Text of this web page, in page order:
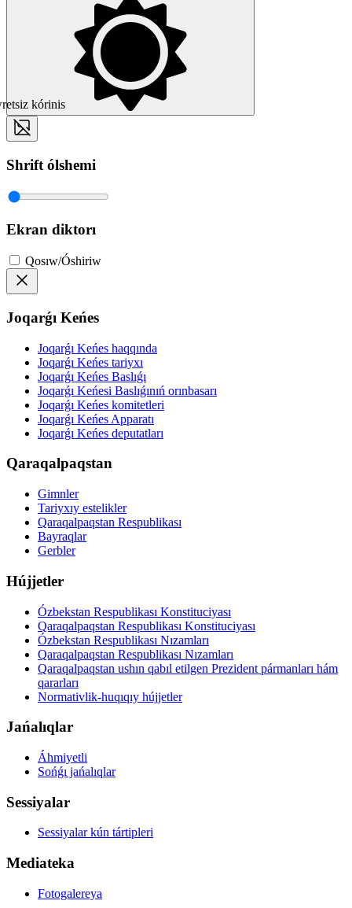
kórinis
Shrift ólshemi
Ekran diktorı
Qosıw/Óshiriw
Joqarǵı Keńes
Joqarǵı Keńes haqqında
Joqarǵı Keńes tariyxı
Joqarǵı Keńes Baslıǵı
Joqarǵı Keńesi Baslıǵınıń orınbasarı
Joqarǵı Keńes komitetleri
Joqarǵı Keńes Apparatı
Joqarǵı Keńes deputatları
Qaraqalpaqstan
Gimnler
Tariyxıy estelikler
Qaraqalpaqstan Respublikası
Bayraqlar
Gerbler
Hújjetler
Ózbekstan Respublikası Konstituciyası
Qaraqalpaqstan Respublikası Konstituciyası
Ózbekstan Respublikası Nızamları
Qaraqalpaqstan Respublikası Nızamları
Qaraqalpaqstan ushın qabıl etilgen Prezident pármanları hám
qararları
Normativlik-huqıqıy hújjetler
Jańalıqlar
Áhmiyetli
Sońǵı jańalıqlar
Sessiyalar
Sessiyalar kún tártipleri
Mediateka
Fotogalereya